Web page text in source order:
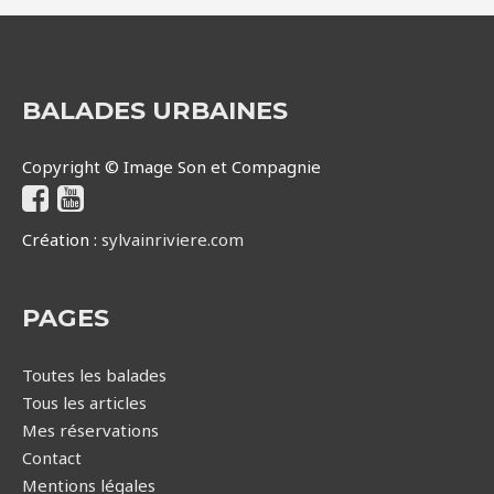
BALADES URBAINES
Copyright © Image Son et Compagnie
Création : sylvainriviere.com
PAGES
Toutes les balades
Tous les articles
Mes réservations
Contact
Mentions légales